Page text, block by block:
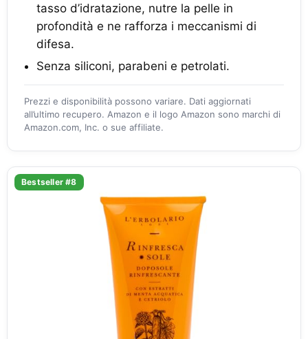
tasso d’idratazione, nutre la pelle in
profondità e ne rafforza i meccanismi di
difesa.
Senza siliconi, parabeni e petrolati.
Prezzi e disponibilità possono variare. Dati aggiornati
all’ultimo recupero. Amazon e il logo Amazon sono marchi di
Amazon.com, Inc. o sue affiliate.
Bestseller #8